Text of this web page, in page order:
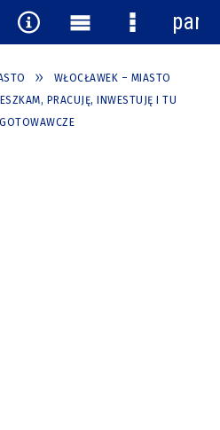
WŁOCŁAWEK – MIASTO
PRACUJĘ, INWESTUJĘ I TU
Narzędzia
Menu
główne
Menu
panel